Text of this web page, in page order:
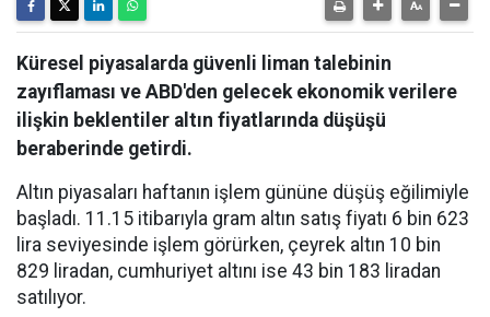
Küresel piyasalarda güvenli liman talebinin
zayıflaması ve ABD'den gelecek ekonomik verilere
ilişkin beklentiler altın fiyatlarında düşüşü
beraberinde getirdi.
Altın piyasaları haftanın işlem gününe düşüş eğilimiyle
başladı. 11.15 itibarıyla gram altın satış fiyatı 6 bin 623
lira seviyesinde işlem görürken, çeyrek altın 10 bin
829 liradan, cumhuriyet altını ise 43 bin 183 liradan
satılıyor.